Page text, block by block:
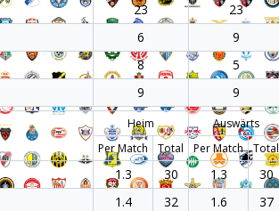
23 23
6 9
8 5
9 9
Heim Auswärts
Per Match
Total Per Match Total
1.3 30 1.3 30
1.4 32 1.6 37